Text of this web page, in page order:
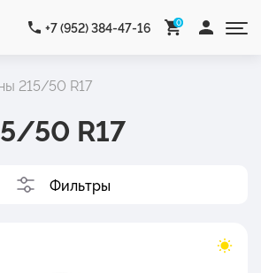
+7 (952) 384-47-16 0
215/50 R17
50 R17
Фильтры